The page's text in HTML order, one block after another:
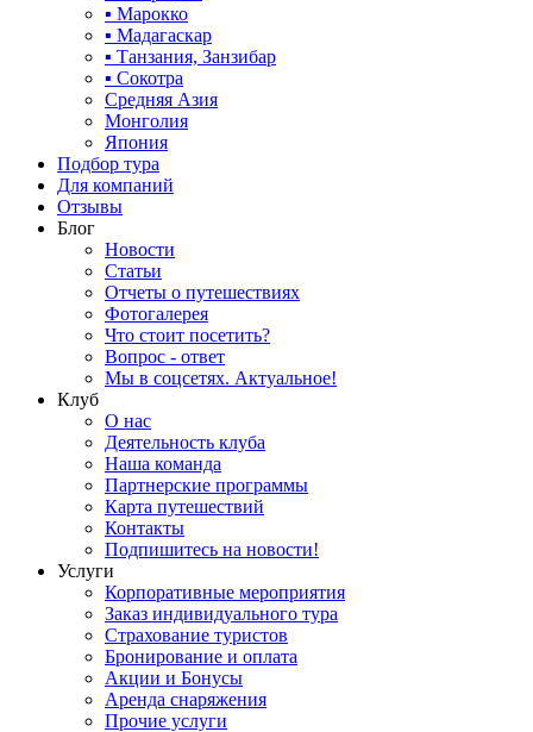
▪ Марокко
▪ Мадагаскар
▪ Танзания, Занзибар
▪ Сокотра
Средняя Азия
Монголия
Япония
Подбор тура
Для компаний
Отзывы
Блог
Новости
Статьи
Отчеты о путешествиях
Фотогалерея
Что стоит посетить?
Вопрос - ответ
Мы в соцсетях. Актуальное!
Клуб
О нас
Деятельность клуба
Наша команда
Партнерские программы
Карта путешествий
Контакты
Подпишитесь на новости!
Услуги
Корпоративные мероприятия
Заказ индивидуального тура
Страхование туристов
Бронирование и оплата
Акции и Бонусы
Аренда снаряжения
Прочие услуги